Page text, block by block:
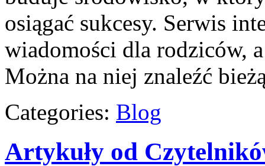
osiągać sukcesy. Serwis
wiadomości dla rodziców,
Można na niej znaleźć
Categories: Blog
Artykuły od